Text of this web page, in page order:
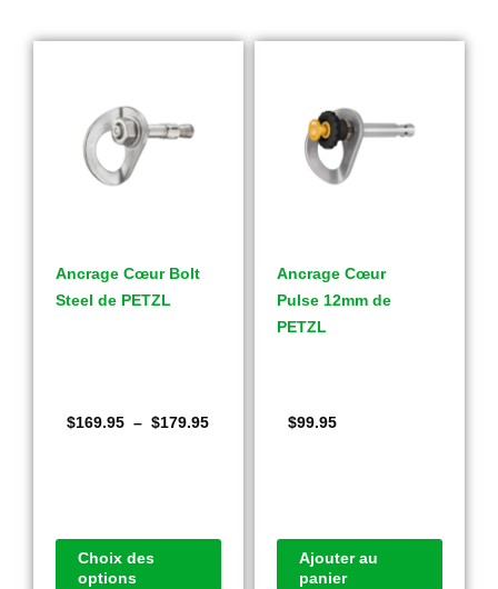
Ancrage Cœur Bolt
Steel de PETZL
$169.95 – $179.95
Choix des
options
Ancrage Cœur
Pulse 12mm de
PETZL
$99.95
Ajouter au
panier